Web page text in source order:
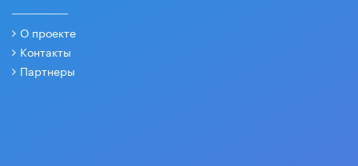
О проекте
Контакты
Партнеры